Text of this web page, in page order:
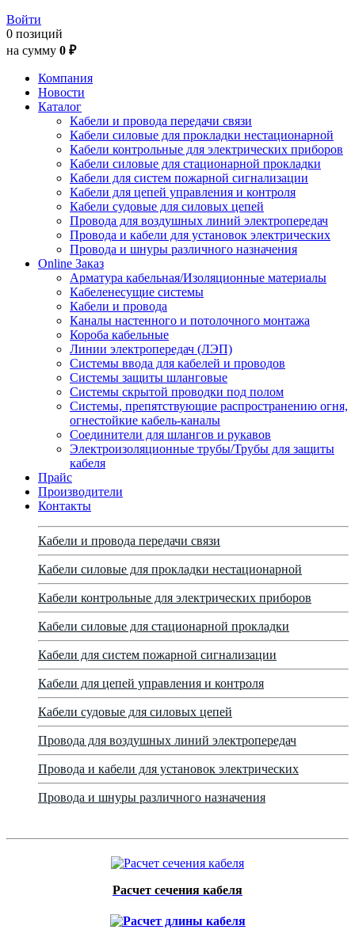
Войти
0 позиций
на сумму 0 ₽
Компания
Новости
Каталог
Кабели и провода передачи связи
Кабели силовые для прокладки нестационарной
Кабели контрольные для электрических приборов
Кабели силовые для стационарной прокладки
Кабели для систем пожарной сигнализации
Кабели для цепей управления и контроля
Кабели судовые для силовых цепей
Провода для воздушных линий электропередач
Провода и кабели для установок электрических
Провода и шнуры различного назначения
Online Заказ
Арматура кабельная/Изоляционные материалы
Кабеленесущие системы
Кабели и провода
Каналы настенного и потолочного монтажа
Короба кабельные
Линии электропередач (ЛЭП)
Системы ввода для кабелей и проводов
Системы защиты шланговые
Системы скрытой проводки под полом
Системы, препятствующие распространению огня,
огнестойкие кабель-каналы
Соединители для шлангов и рукавов
Электроизоляционные трубы/Трубы для защиты
кабеля
Прайс
Производители
Контакты
Кабели и провода передачи связи
Кабели силовые для прокладки нестационарной
Кабели контрольные для электрических приборов
Кабели силовые для стационарной прокладки
Кабели для систем пожарной сигнализации
Кабели для цепей управления и контроля
Кабели судовые для силовых цепей
Провода для воздушных линий электропередач
Провода и кабели для установок электрических
Провода и шнуры различного назначения
Расчет сечения кабеля